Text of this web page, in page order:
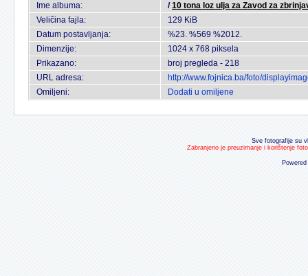
Ime albuma:
/10 tona loz ulja za Zavod za
Veličina fajla:
129 KiB
Datum postavljanja:
%23. %569 %2012.
Dimenzije:
1024 x 768 piksela
Prikazano:
broj pregleda - 218
URL adresa:
http://www.fojnica.ba/foto/
Omiljeni:
Dodati u omiljene
Sve fotografije su
Zabranjeno je preuzimanje i korištenje